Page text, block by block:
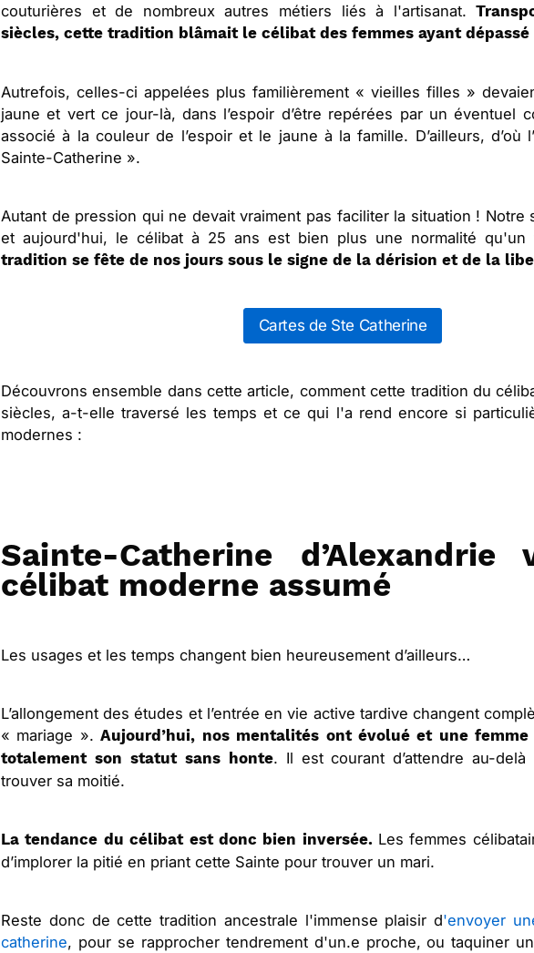
couturières et de nombreux autres métiers liés à l'artisanat.
siècles, cette tradition blâmait le célibat des femmes ayant
Autrefois, celles-ci appelées plus familièrement « vieilles filles »
jaune et vert ce jour-là, dans l’espoir d’être repérées par un éventuel
associé à la couleur de l’espoir et le jaune à la famille. D’ailleurs, d’où
Sainte-Catherine ».
Autant de pression qui ne devait vraiment pas faciliter la situation ! Notre
et aujourd'hui, le célibat à 25 ans est bien plus une normalité
tradition se fête de nos jours sous le signe de la dérision et de la
Cartes de Ste Catherine
Découvrons ensemble dans cette article, comment cette tradition du
siècles, a-t-elle traversé les temps et ce qui l'a rend encore si
modernes :
Sainte-Catherine d’Alexandrie
célibat moderne assumé
Les usages et les temps changent bien heureusement d’ailleurs…
L’allongement des études et l’entrée en vie active tardive changent
« mariage ».Aujourd’hui, nos mentalités ont évolué et une
totalement son statut sans honte. Il est courant d’attendre au-
trouver sa moitié.
La tendance du célibat est donc bien inversée.Les femmes
d’implorer la pitié en priant cette Sainte pour trouver un mari.
Reste donc de cette tradition ancestrale l'immense plaisir d'envoyer
catherine, pour se rapprocher tendrement d'un.e proche, ou taquiner